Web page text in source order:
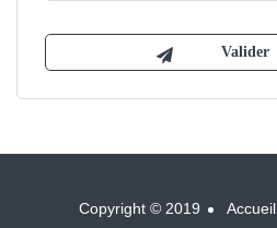
Copyright © 2019 Accueil